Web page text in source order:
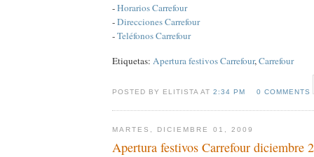
-Horarios Carrefour
-Direcciones Carrefour
-Teléfonos Carrefour
Etiquetas: Apertura festivos Carrefour,Carrefour
POSTED BY ELITISTA AT2:34 PM 0 COMMENTS
MARTES, DICIEMBRE 01, 2009
Apertura festivos Carrefour diciembre